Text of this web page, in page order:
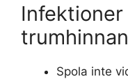
Infektioner
trumhinnan
Spola inte